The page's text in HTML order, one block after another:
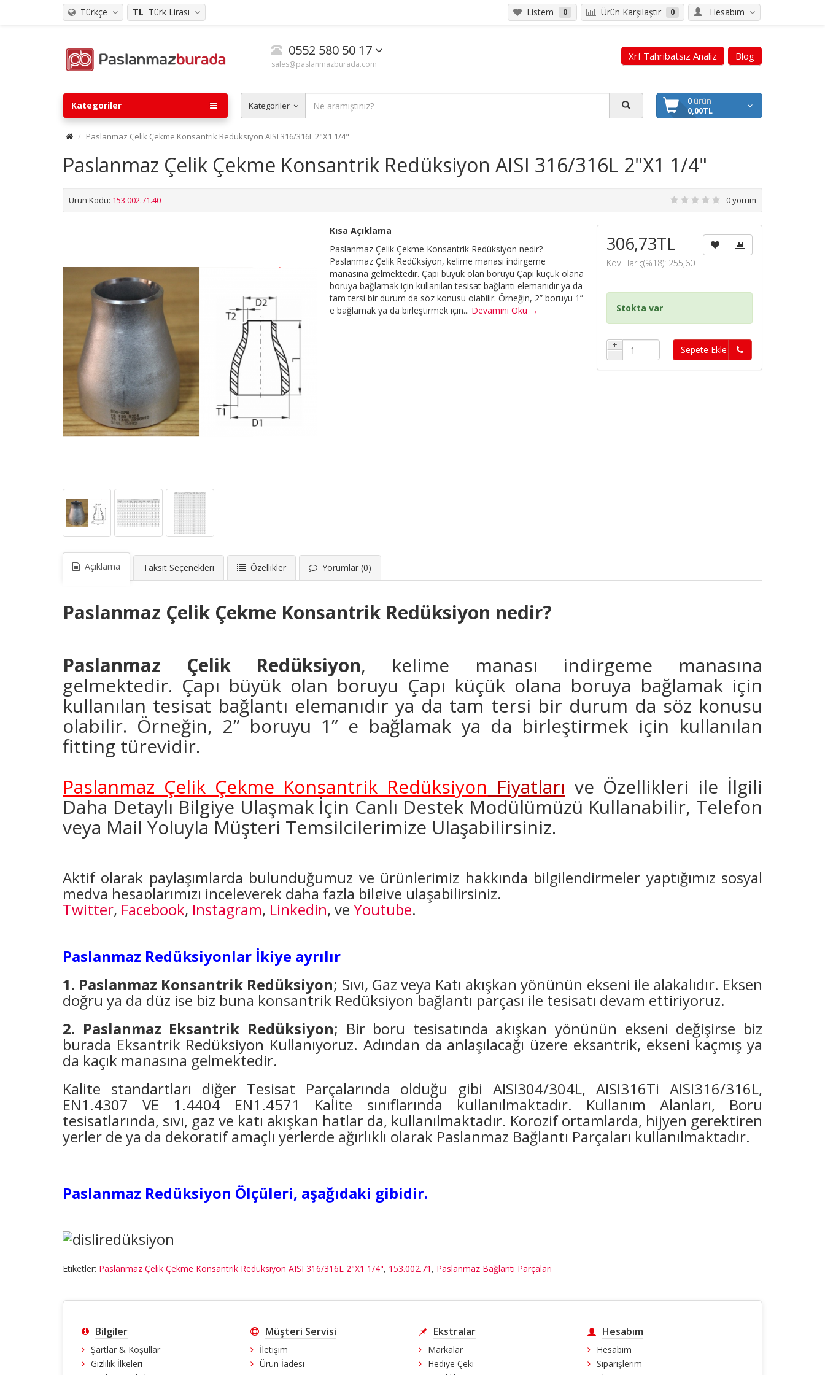
Türkçe TL Türk Lirası Hesabım
Listem 0 Ürün Karşılaştır 0
0552 580 50 17
sales@paslanmazburada.com
Xrf Tahribatsız Analiz Blog
Kategoriler 0ürün
0,00TL
Kategoriler
Paslanmaz Çelik Çekme Konsantrik Redüksiyon AISI 316/316L 2"X1 1/4"
Paslanmaz Çelik Çekme Konsantrik Redüksiyon AISI 316/316L 2"X1 1/4"
Ürün Kodu: 153.002.71.40 0 yorum
Kısa Açıklama
Paslanmaz Çelik Çekme Konsantrik Redüksiyon nedir?
Paslanmaz Çelik Redüksiyon, kelime manası indirgeme
manasına gelmektedir. Çapı büyük olan boruyu Çapı küçük olana
boruya bağlamak için kullanılan tesisat bağlantı elemanıdır ya da
tam tersi bir durum da söz konusu olabilir. Örneğin, 2” boruyu 1”
e bağlamak ya da birleştirmek için... Devamını Oku →
306,73TL
Kdv Hariç(%18): 255,60TL
Stokta var
+
−
Sepete Ekle
Açıklama Taksit Seçenekleri Özellikler Yorumlar (0)
Paslanmaz Çelik Çekme Konsantrik Redüksiyon nedir?
Paslanmaz Çelik Redüksiyon, kelime manası indirgeme manasına
gelmektedir. Çapı büyük olan boruyu Çapı küçük olana boruya bağlamak için
kullanılan tesisat bağlantı elemanıdır ya da tam tersi bir durum da söz konusu
olabilir. Örneğin, 2” boruyu 1” e bağlamak ya da birleştirmek için kullanılan
fitting türevidir.
Paslanmaz Çelik Çekme Konsantrik Redüksiyon Fiyatları ve Özellikleri ile İlgili
Daha Detaylı Bilgiye Ulaşmak İçin Canlı Destek Modülümüzü Kullanabilir, Telefon
veya Mail Yoluyla Müşteri Temsilcilerimize Ulaşabilirsiniz.
Aktif olarak paylaşımlarda bulunduğumuz ve ürünlerimiz hakkında bilgilendirmeler yaptığımız sosyal
medya hesaplarımızı inceleyerek daha fazla bilgiye ulaşabilirsiniz.
Twitter, Facebook, Instagram, Linkedin, ve Youtube.
Paslanmaz Redüksiyonlar İkiye ayrılır
1. Paslanmaz Konsantrik Redüksiyon; Sıvı, Gaz veya Katı akışkan yönünün ekseni ile alakalıdır. Eksen
doğru ya da düz ise biz buna konsantrik Redüksiyon bağlantı parçası ile tesisatı devam ettiriyoruz.
2. Paslanmaz Eksantrik Redüksiyon; Bir boru tesisatında akışkan yönünün ekseni değişirse biz
burada Eksantrik Redüksiyon Kullanıyoruz. Adından da anlaşılacağı üzere eksantrik, ekseni kaçmış ya
da kaçık manasına gelmektedir.
Kalite standartları diğer Tesisat Parçalarında olduğu gibi AISI304/304L, AISI316Ti AISI316/316L,
EN1.4307 VE 1.4404 EN1.4571 Kalite sınıflarında kullanılmaktadır. Kullanım Alanları, Boru
tesisatlarında, sıvı, gaz ve katı akışkan hatlar da, kullanılmaktadır. Korozif ortamlarda, hijyen gerektiren
yerler de ya da dekoratif amaçlı yerlerde ağırlıklı olarak Paslanmaz Bağlantı Parçaları kullanılmaktadır.
Paslanmaz Redüksiyon Ölçüleri, aşağıdaki gibidir.
Etiketler: Paslanmaz Çelik Çekme Konsantrik Redüksiyon AISI 316/316L 2"X1 1/4", 153.002.71 , Paslanmaz Bağlantı Parçaları
Bilgiler
Şartlar & Koşullar
Gizlilik İlkeleri
Müşteri Servisi
İletişim
Ürün İadesi
Ekstralar
Markalar
Hediye Çeki
Hesabım
Hesabım
Siparişlerim